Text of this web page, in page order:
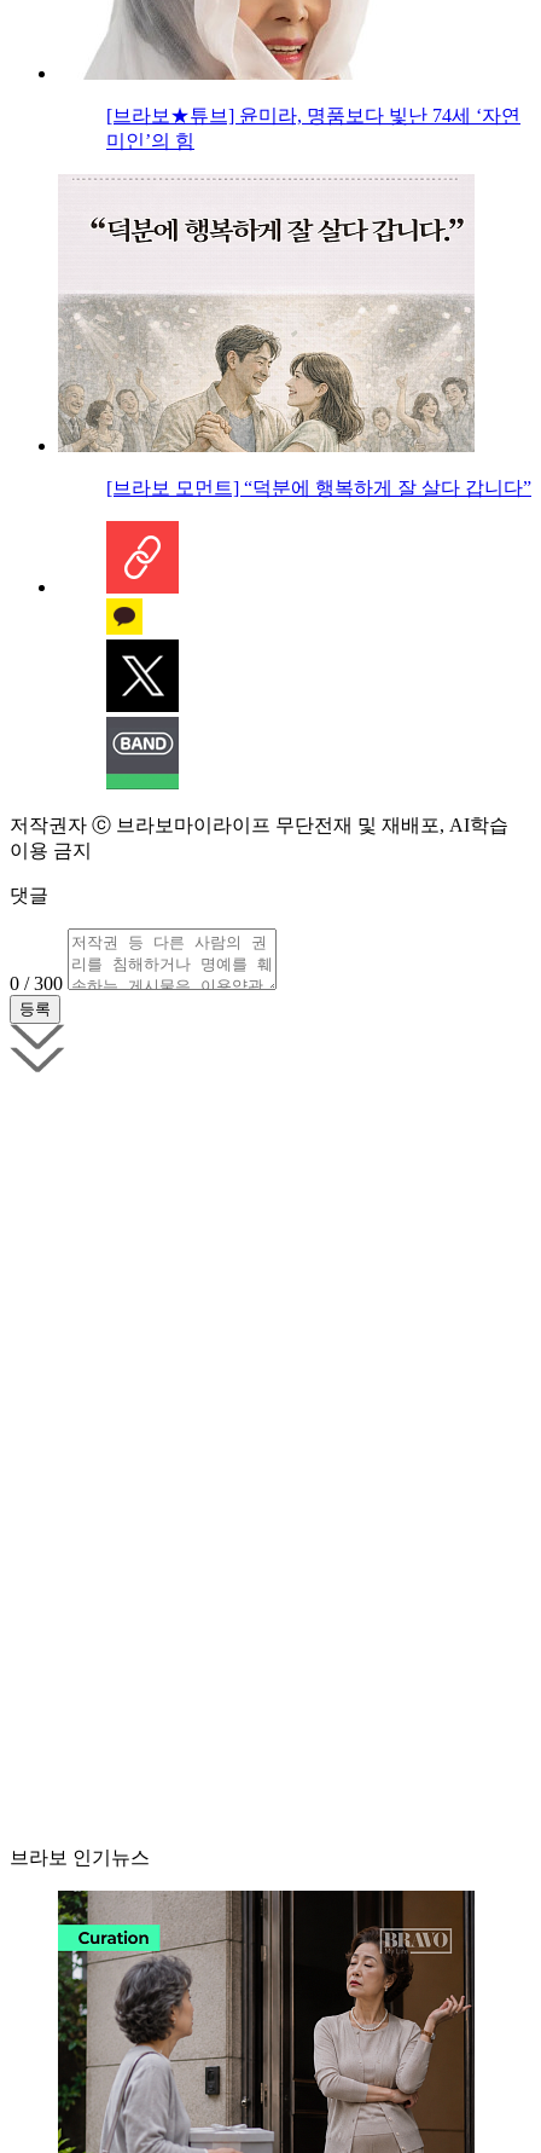
[브라보★튜브] 윤미라, 명품보다 빛난 74세 ‘자연
미인’의 힘
[브라보 모먼트] “덕분에 행복하게 잘 살다 갑니다”
저작권자 ⓒ 브라보마이라이프 무단전재 및 재배포, AI학습
이용 금지
댓글
0 / 300
브라보 인기뉴스